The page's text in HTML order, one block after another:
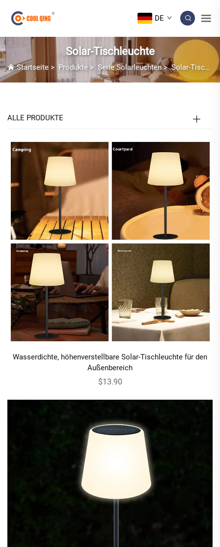
DE
Solar-Tischleuchte
Startseite > Produkte > Serie Solarleuchten>Solar-Tischleuchte
ALLE PRODUKTE
Wasserdichte, höhenverstellbare Solar-Tischleuchte für den
Außenbereich
$13.90